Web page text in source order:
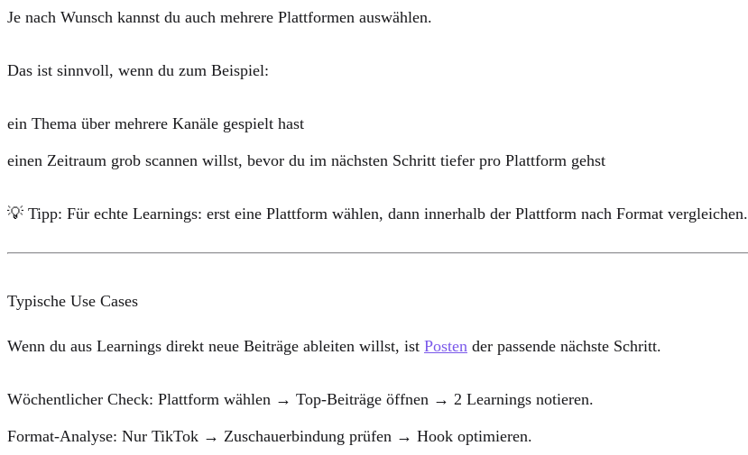
Je nach Wunsch kannst du auch mehrere Plattformen auswählen.
Das ist sinnvoll, wenn du zum Beispiel:
ein Thema über mehrere Kanäle gespielt hast
einen Zeitraum grob scannen willst, bevor du im nächsten Schritt tiefer pro Plattform gehst
💡 Tipp: Für echte Learnings: erst eine Plattform wählen, dann innerhalb der Plattform nach Format vergleichen.
Typische Use Cases
Wenn du aus Learnings direkt neue Beiträge ableiten willst, ist Posten der passende nächste Schritt.
Wöchentlicher Check: Plattform wählen → Top-Beiträge öffnen → 2 Learnings notieren.
Format-Analyse: Nur TikTok → Zuschauerbindung prüfen → Hook optimieren.